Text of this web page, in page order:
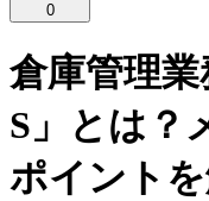
0
倉庫管理
S」とは？
ポイント